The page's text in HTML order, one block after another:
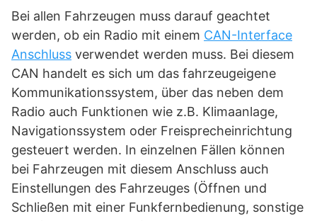
Bei allen Fahrzeugen muss darauf geachtet
werden, ob ein Radio mit einem CAN-Interface
Anschluss verwendet werden muss. Bei diesem
CAN handelt es sich um das fahrzeugeigene
Kommunikationssystem, über das neben dem
Radio auch Funktionen wie z.B. Klimaanlage,
Navigationssystem oder Freisprecheinrichtung
gesteuert werden. In einzelnen Fällen können
bei Fahrzeugen mit diesem Anschluss auch
Einstellungen des Fahrzeuges (Öffnen und
Schließen mit einer Funkfernbedienung, sonstige